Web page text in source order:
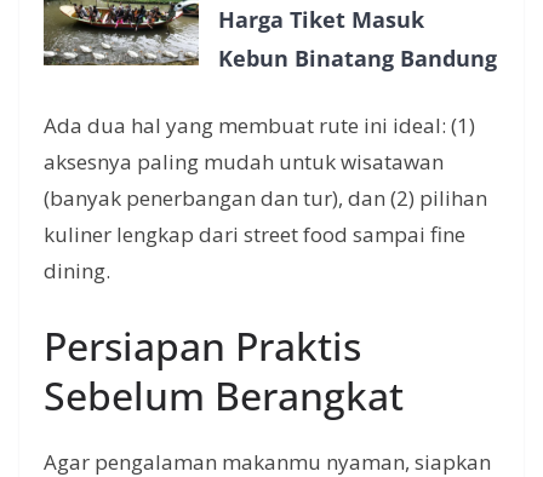
Harga Tiket Masuk
Kebun Binatang Bandung
Ada dua hal yang membuat rute ini ideal: (1)
aksesnya paling mudah untuk wisatawan
(banyak penerbangan dan tur), dan (2) pilihan
kuliner lengkap dari street food sampai fine
dining.
Persiapan Praktis
Sebelum Berangkat
Agar pengalaman makanmu nyaman, siapkan